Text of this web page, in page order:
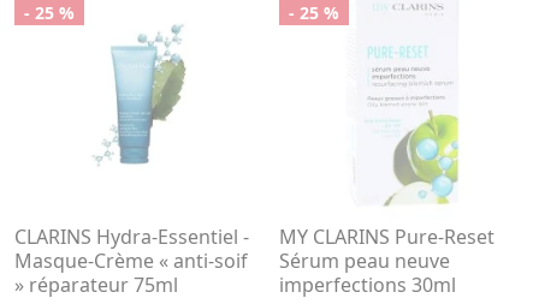
- 25 %
CLARINS Hydra-Essentiel -
Masque-Crème « anti-soif
» réparateur 75ml
- 25 %
MY CLARINS Pure-Reset
Sérum peau neuve
imperfections 30ml